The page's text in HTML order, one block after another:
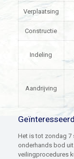
Verplaatsing
Constructie
Indeling
Aandrijving
Geïnteresseerd
Het is tot zondag 7
onderhands bod
veilingprocedures